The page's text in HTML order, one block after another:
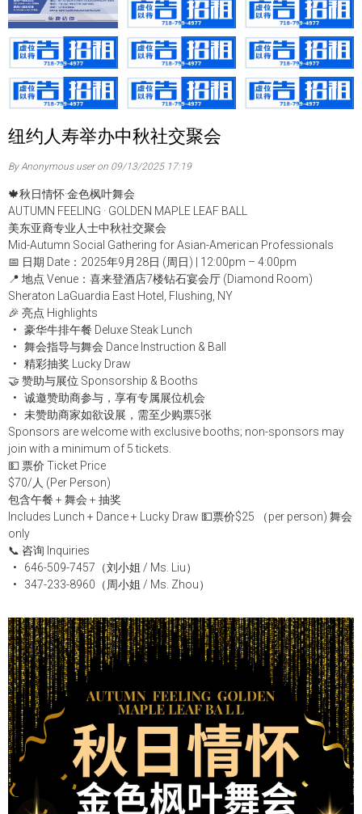
纽约人寿举办中秋社交聚会
By Anonymous user on 09/13/2025 17:19
🍁秋日情怀·金色枫叶舞会
AUTUMN FEELING · GOLDEN MAPLE LEAF BALL
美东亚裔专业人士中秋社交聚会
Mid-Autumn Social Gathering for Asian-American Professionals
📅 日期 Date：2025年9月28日 (周日) | 12:00pm – 4:00pm
📍 地点 Venue：喜来登酒店7楼钻石宴会厅 (Diamond Room)
Sheraton LaGuardia East Hotel, Flushing, NY
🎉 亮点 Highlights
• 豪华牛排午餐 Deluxe Steak Lunch
• 舞会指导与舞会 Dance Instruction & Ball
• 精彩抽奖 Lucky Draw
🤝 赞助与展位 Sponsorship & Booths
• 诚邀赞助商参与，享有专属展位机会
• 未赞助商家如欲设展，需至少购票5张
Sponsors are welcome with exclusive booths; non-sponsors may
join with a minimum of 5 tickets.
💵 票价 Ticket Price
$70/人 (Per Person)
包含午餐 + 舞会 + 抽奖
Includes Lunch + Dance + Lucky Draw 💵票价$25 （per person) 舞会
only
📞 咨询 Inquiries
• 646-509-7457（刘小姐 / Ms. Liu）
• 347-233-8960（周小姐 / Ms. Zhou）